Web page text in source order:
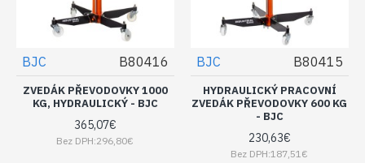
BJC B80416
ZVEDÁK PŘEVODOVKY 1000
KG, HYDRAULICKÝ - BJC
365,07€
Bez DPH:296,80€
BJC B80415
HYDRAULICKÝ PRACOVNÍ
ZVEDÁK PŘEVODOVKY 600 KG
- BJC
230,63€
Bez DPH:187,51€